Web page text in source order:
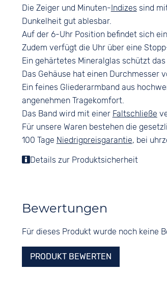
Die Zeiger und Minuten-Indizes sind
Dunkelheit gut ablesbar.
Auf der 6-Uhr Position befindet sich
Zudem verfügt die Uhr über eine
Ein gehärtetes Mineralglas schützt
Das Gehäuse hat einen Durchmesser
Ein feines Gliederarmband aus
angenehmen Tragekomfort.
Das Band wird mit einer Faltschließe
Für unsere Waren bestehen die
100 Tage Niedrigpreisgarantie, bei
Details zur Produktsicherheit
Bewertungen
Für dieses Produkt wurde noch keine
PRODUKT BEWERTEN